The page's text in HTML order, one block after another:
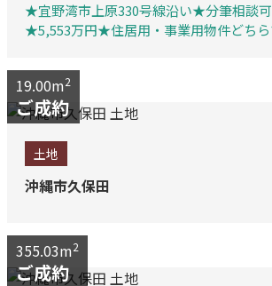
★宜野湾市上原330号線沿い★分筆相談
★5,553万円★住居用・事業用物件どち
当者は、宅建士、ファイナンシャルプ
ンアドバイザー、相続診断士などの資格
19.00m2
ご成約
土地
沖縄市久保田
355.03m2
ご成約